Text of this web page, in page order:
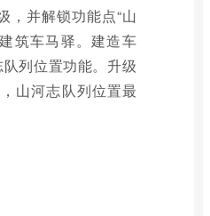
，并解锁功能点“山
筑车马驿。建造车
列位置功能。升级
山河志队列位置最